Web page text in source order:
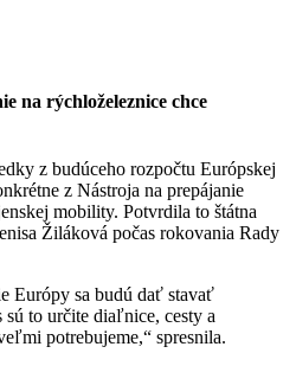
na rýchloželeznice chce
z budúceho rozpočtu Európskej
z Nástroja na prepájanie
mobility. Potvrdila to štátna
Žiláková počas rokovania Rady
Európy sa budú dať stavať
to určite diaľnice, cesty a
potrebujeme,“ spresnila.